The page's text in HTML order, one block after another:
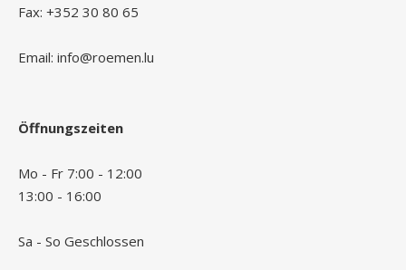
Fax: +352 30 80 65
Email: info@roemen.lu
Öffnungszeiten
Mo - Fr 7:00 - 12:00
13:00 - 16:00
Sa - So Geschlossen